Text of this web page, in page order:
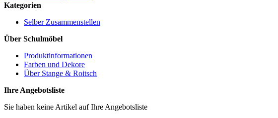
Kategorien
Selber Zusammenstellen
Über Schulmöbel
Produktinformationen
Farben und Dekore
Über Stange & Roitsch
Ihre Angebotsliste
Sie haben keine Artikel auf Ihre Angebotsliste